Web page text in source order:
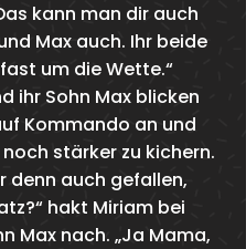
kann man dir auch
Max auch. Ihr beide
um die Wette.“
ihr Sohn Max blicken
Kommando an und
stärker zu kichern.
denn auch gefallen,
hakt Miriam bei
Max nach. „Ja Mama,